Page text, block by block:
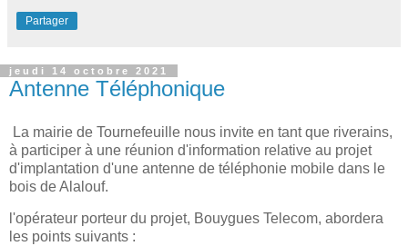
Partager
jeudi 14 octobre 2021
Antenne Téléphonique
La mairie de Tournefeuille nous invite en tant que riverains,
à participer à une réunion d'information relative au projet
d'implantation d'une antenne de téléphonie mobile dans le
bois de Alalouf.
l'opérateur porteur du projet, Bouygues Telecom, abordera
les points suivants :